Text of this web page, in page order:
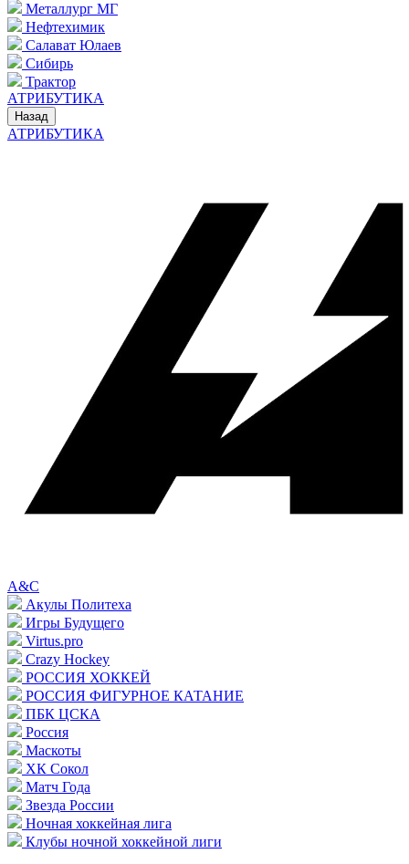
Металлург МГ
Нефтехимик
Салават Юлаев
Сибирь
Трактор
АТРИБУТИКА
Назад
АТРИБУТИКА
A&C
Акулы Политеха
Игры Будущего
Virtus.pro
Crazy Hockey
РОССИЯ ХОККЕЙ
РОССИЯ ФИГУРНОЕ КАТАНИЕ
ПБК ЦСКА
Россия
Маскоты
ХК Сокол
Матч Года
Звезда России
Ночная хоккейная лига
Клубы ночной хоккейной лиги